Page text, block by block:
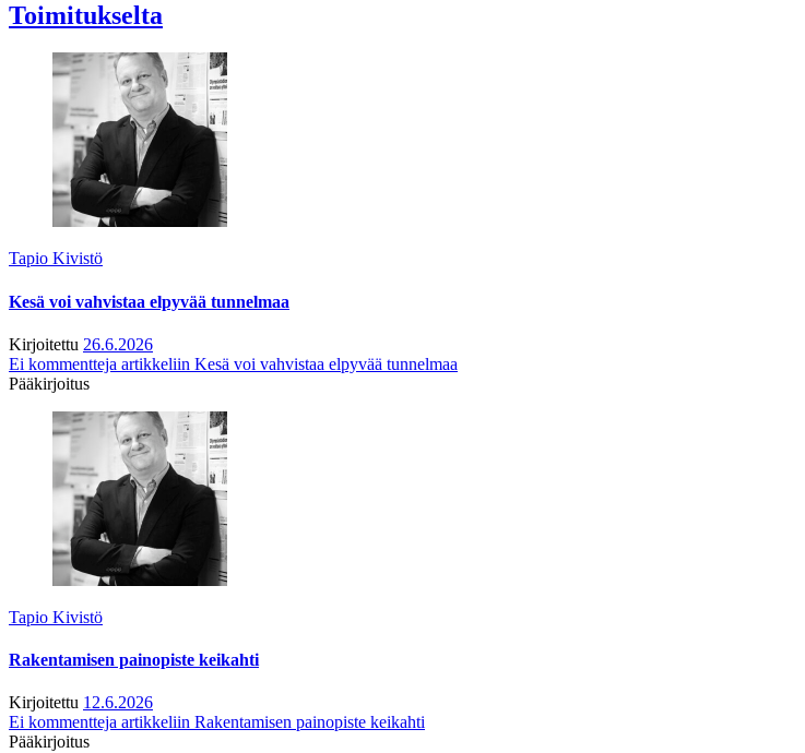
Toimitukselta
Tapio Kivistö
Kesä voi vahvistaa elpyvää tunnelmaa
Kirjoitettu 26.6.2026
Ei kommentteja artikkeliin Kesä voi vahvistaa elpyvää tunnelmaa
Pääkirjoitus
Tapio Kivistö
Rakentamisen painopiste keikahti
Kirjoitettu 12.6.2026
Ei kommentteja artikkeliin Rakentamisen painopiste keikahti
Pääkirjoitus